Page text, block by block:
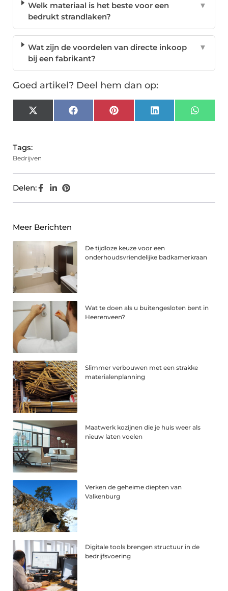
Welk materiaal is het beste voor een
bedrukt strandlaken?
▼
Wat zijn de voordelen van directe inkoop
bij een fabrikant?
▼
Goed artikel? Deel hem dan op:
X
(Twitter)
FacebookPinterest LinkedIn
Tags:
Bedrijven
Delen:
Meer Berichten
De tijdloze keuze voor een
onderhoudsvriendelijke badkamerkraan
Wat te doen als u buitengesloten bent in
Heerenveen?
Slimmer verbouwen met een strakke
materialenplanning
Maatwerk kozijnen die je huis weer als
nieuw laten voelen
Verken de geheime diepten van
Valkenburg
Digitale tools brengen structuur in de
bedrijfsvoering